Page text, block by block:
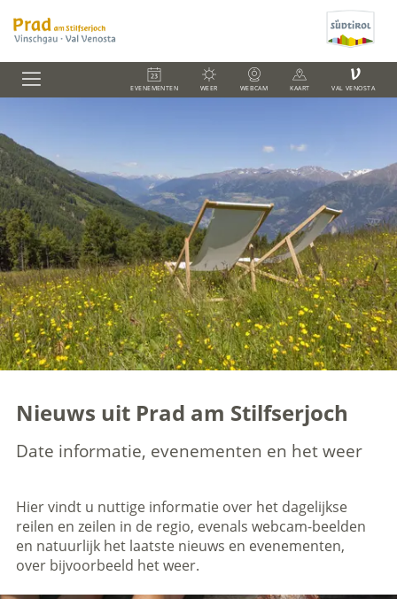
EVENEMENTEN WEER WEBCAM KAART
V
VAL VENOSTA
Nieuws uit Prad am Stilfserjoch
Date informatie, evenementen en het weer
Hier vindt u nuttige informatie over het dagelijkse
reilen en zeilen in de regio, evenals webcam-beelden
en natuurlijk het laatste nieuws en evenementen,
over bijvoorbeeld het weer.